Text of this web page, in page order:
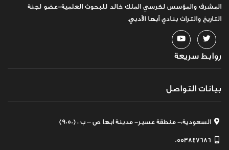
المشرف والمؤسس لكرسي الملك خالد للبحوث العلمية-عضو لجنة
التاريخ والتراث بنادي أبها الأدبي.
روابط سريعة
بيانات التواصل
السعودية:- منطقة عسير- مدينة ابها ص – ب : (9050)
0553847686